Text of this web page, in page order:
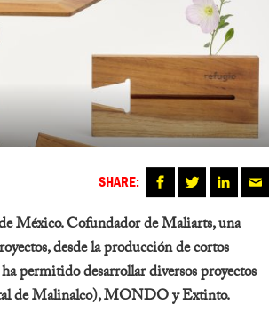
SHARE:
México. Cofundador de Maliarts, una
desde la producción de cortos
permitido desarrollar diversos proyectos
de Malinalco), MONDO y Extinto.